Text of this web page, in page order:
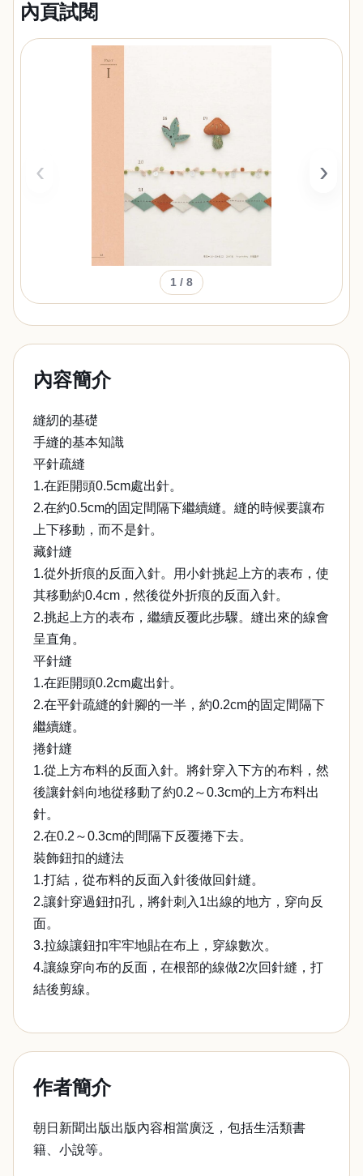
內頁試閱
‹ ›
1 / 8
內容簡介
縫紉的基礎
手縫的基本知識
平針疏縫
1.在距開頭0.5cm處出針。
2.在約0.5cm的固定間隔下繼續縫。縫的時候要讓布
上下移動，而不是針。
藏針縫
1.從外折痕的反面入針。用小針挑起上方的表布，使
其移動約0.4cm，然後從外折痕的反面入針。
2.挑起上方的表布，繼續反覆此步驟。縫出來的線會
呈直角。
平針縫
1.在距開頭0.2cm處出針。
2.在平針疏縫的針腳的一半，約0.2cm的固定間隔下
繼續縫。
捲針縫
1.從上方布料的反面入針。將針穿入下方的布料，然
後讓針斜向地從移動了約0.2～0.3cm的上方布料出
針。
2.在0.2～0.3cm的間隔下反覆捲下去。
裝飾鈕扣的縫法
1.打結，從布料的反面入針後做回針縫。
2.讓針穿過鈕扣孔，將針刺入1出線的地方，穿向反
面。
3.拉線讓鈕扣牢牢地貼在布上，穿線數次。
4.讓線穿向布的反面，在根部的線做2次回針縫，打
結後剪線。
作者簡介
朝日新聞出版出版內容相當廣泛，包括生活類書
籍、小說等。